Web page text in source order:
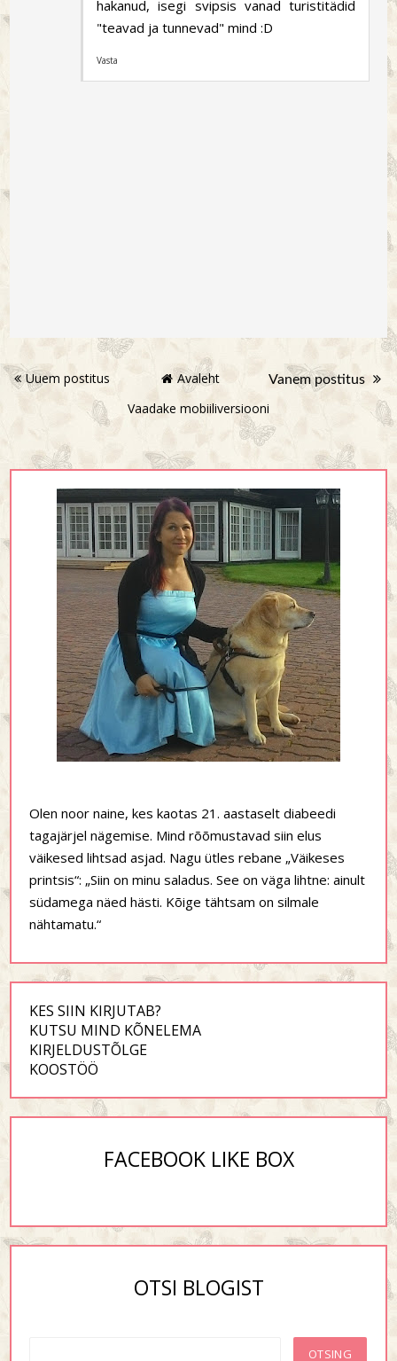
hakanud, isegi svipsis vanad turistitädid
"teavad ja tunnevad" mind :D
Vasta
Uuem postitus Vanem postitus
Avaleht
Vaadake mobiiliversiooni
Olen noor naine, kes kaotas 21. aastaselt diabeedi
tagajärjel nägemise. Mind rõõmustavad siin elus
väikesed lihtsad asjad. Nagu ütles rebane „Väikeses
printsis“: „Siin on minu saladus. See on väga lihtne: ainult
südamega näed hästi. Kõige tähtsam on silmale
nähtamatu.“
KES SIIN KIRJUTAB?
KUTSU MIND KÕNELEMA
KIRJELDUSTÕLGE
KOOSTÖÖ
FACEBOOK LIKE BOX
OTSI BLOGIST